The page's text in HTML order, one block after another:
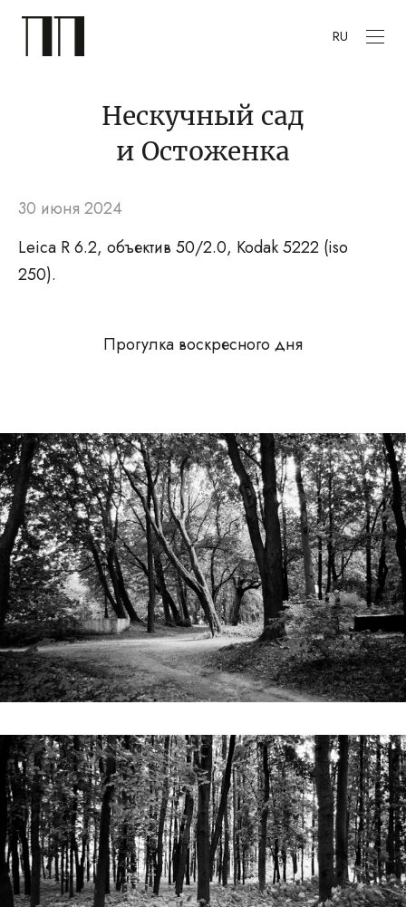
RU
Нескучный сад
и Остоженка
30 июня 2024
Leica R 6.2, объектив 50/2.0, Kodak 5222 (iso
250).
Прогулка воскресного дня